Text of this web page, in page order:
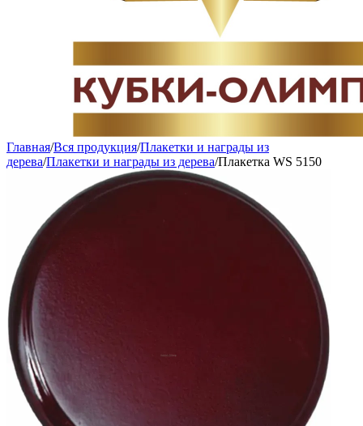
Главная/Вся продукция/Плакетки и награды из
дерева/Плакетки и награды из дерева/Плакетка WS 5150